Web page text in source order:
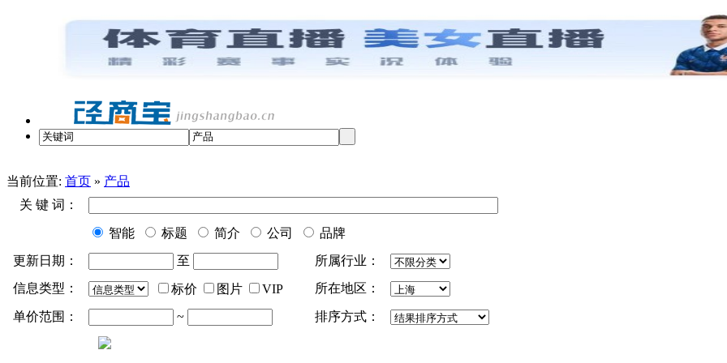
当前位置: 首页 » 产品
关 键 词：
智能 标题 简介 公司
品牌
更新日期：
至
所属行业：
信息类型：
标价 图片 VIP 所在地区：
单价范围： ~ 排序方式：